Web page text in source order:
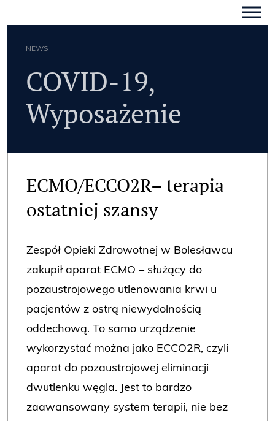
NEWS
COVID-19,
Wyposażenie
ECMO/ECCO2R– terapia
ostatniej szansy
Zespół Opieki Zdrowotnej w Bolesławcu
zakupił aparat ECMO – służący do
pozaustrojowego utlenowania krwi u
pacjentów z ostrą niewydolnością
oddechową. To samo urządzenie
wykorzystać można jako ECCO2R, czyli
aparat do pozaustrojowej eliminacji
dwutlenku węgla. Jest to bardzo
zaawansowany system terapii, nie bez